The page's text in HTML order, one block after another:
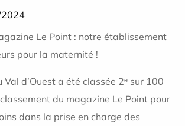
Le Point : notre établissement
pour la maternité !
d’Ouest a été classée 2ᵉ sur 100
du magazine Le Point pour
dans la prise en charge des